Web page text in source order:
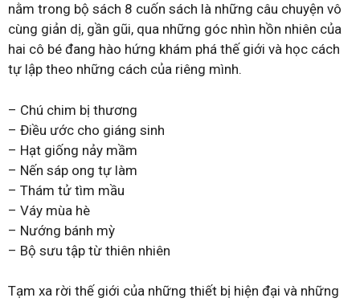
nằm trong bộ sách 8 cuốn sách là những câu chuyện vô
cùng giản dị, gần gũi, qua những góc nhìn hồn nhiên của
hai cô bé đang hào hứng khám phá thế giới và học cách
tự lập theo những cách của riêng mình.
– Chú chim bị thương
– Điều ước cho giáng sinh
– Hạt giống nảy mầm
– Nến sáp ong tự làm
– Thám tử tìm mầu
– Váy mùa hè
– Nướng bánh mỳ
– Bộ sưu tập từ thiên nhiên
Tạm xa rời thế giới của những thiết bị hiện đại và những